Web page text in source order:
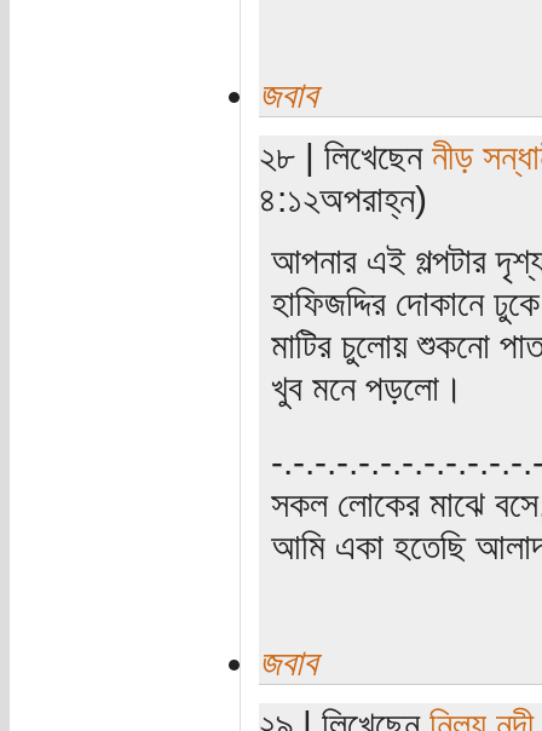
জবাব
২৮ | লিখেছেন নীড়
৪:১২অপরাহ্ন)
আপনার এই গল্পটার
হাফিজদ্দির দোকানে
মাটির চুলোয় শুকনো
খুব মনে পড়লো।
‍‌-.-.-.-.-.-.-.-.-.-.-.-
সকল লোকের মাঝে
আমি একা হতেছি
জবাব